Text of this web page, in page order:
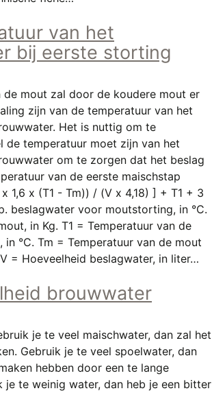
PERS/PUBLICATIES
FACEBOOK
van het
bij eerste storting
de mout zal door de koudere mout er
zijn van de temperatuur van het
Het is nuttig om te
de temperatuur moet zijn van het
om te zorgen dat het beslag
van de eerste maischstap
1,6 x (T1 - Tm)) / (V x 4,18) ] + T1 + 3
beslagwater voor moutstorting, in °C.
in Kg. T1 = Temperatuur van de
in °C. Tm = Temperatuur van de mout
= Hoeveelheid beslagwater, in liter…
brouwwater
je te veel maischwater, dan zal het
Gebruik je te veel spoelwater, dan
hebben door een te lange
je te weinig water, dan heb je een bitter